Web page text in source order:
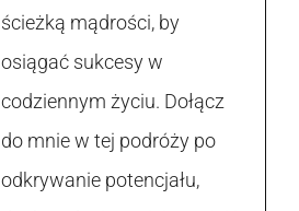
ścieżką mądrości, by
osiągać sukcesy w
codziennym życiu. Dołącz
do mnie w tej podróży po
odkrywanie potencjału,